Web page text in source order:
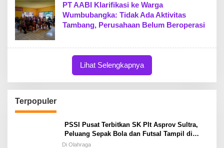
PT AABI Klarifikasi ke Warga
Wumbubangka: Tidak Ada Aktivitas
Tambang, Perusahaan Belum Beroperasi
Lihat Selengkapnya
Terpopuler
PSSI Pusat Terbitkan SK Plt Asprov Sultra,
Peluang Sepak Bola dan Futsal Tampil di
Porprov Tetap Terbuka
Di Olahraga